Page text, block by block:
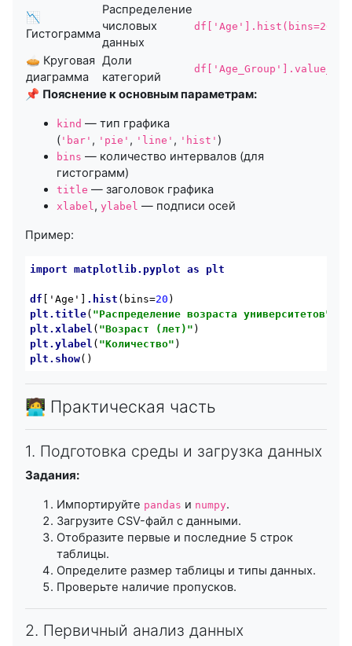
📉
Гистограмма
Распределение
числовых
данных
df['Age'].hist(bins=20)
🥧 Круговая
диаграмма
Доли
категорий
📌 Пояснение к основным параметрам:
kind — тип графика
( 'bar' , 'pie' , 'line' , 'hist' )
bins — количество интервалов (для
гистограмм)
title — заголовок графика
xlabel, ylabel — подписи осей
Пример:
import matplotlib.pyplot as plt
df ['Age'] .hist (bins=20
plt .title( "Распределение возраста университетов"
plt .xlabel ( "Возраст (лет)"
plt .ylabel ( "Количество"
plt .show
🧑‍💻 Практическая часть
1. Подготовка среды и загрузка данных
Задания:
Импортируйте pandas и numpy.
Загрузите CSV-файл с данными.
Отобразите первые и последние 5 строк
таблицы.
Определите размер таблицы и типы данных.
Проверьте наличие пропусков.
2. Первичный анализ данных